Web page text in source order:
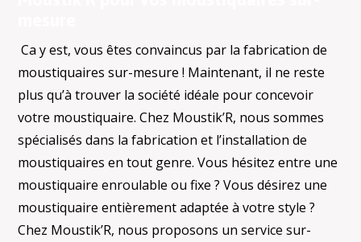
Ca y est, vous êtes convaincus par la fabrication de
moustiquaires sur-mesure ! Maintenant, il ne reste
plus qu’à trouver la société idéale pour concevoir
votre moustiquaire. Chez Moustik’R, nous sommes
spécialisés dans la fabrication et l’installation de
moustiquaires en tout genre. Vous hésitez entre une
moustiquaire enroulable ou fixe ? Vous désirez une
moustiquaire entièrement adaptée à votre style ?
Chez Moustik’R, nous proposons un service sur-